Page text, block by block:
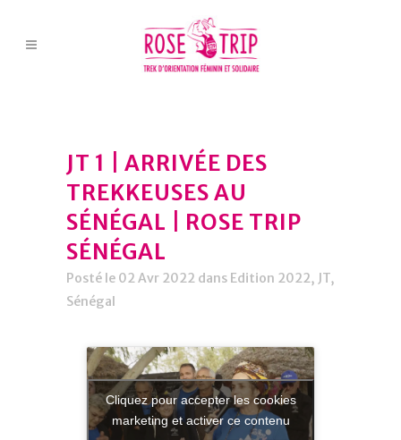
JT 1 | ARRIVÉE DES
TREKKEUSES AU
SÉNÉGAL | ROSE TRIP
SÉNÉGAL
Posté le 02 Avr 2022 dans Edition 2022, JT,
Sénégal
Cliquez pour accepter les cookies
marketing et activer ce contenu